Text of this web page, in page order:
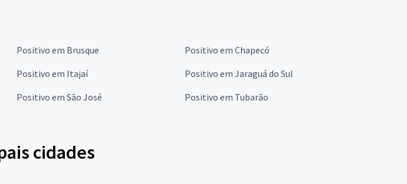
Positivo em Brusque
Positivo em Chapecó
Positivo em Itajaí
Positivo em Jaraguá do Sul
Positivo em São José Positivo em Tubarão
cidades